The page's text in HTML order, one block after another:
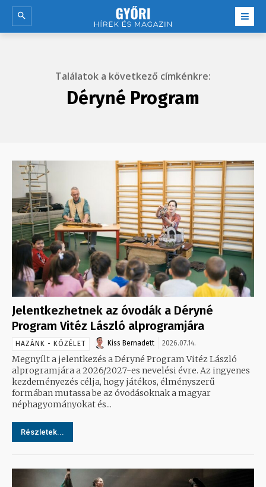
Találatok a következő címkénkre:
Déryné Program
Jelentkezhetnek az óvodák a Déryné
Program Vitéz László alprogramjára
HAZÁNK - KÖZÉLET Kiss Bernadett 2026.07.14.
Megnyílt a jelentkezés a Déryné Program Vitéz László
alprogramjára a 2026/2027-es nevelési évre. Az ingyenes
kezdeményezés célja, hogy játékos, élményszerű
formában mutassa be az óvodásoknak a magyar
néphagyományokat és...
Részletek...